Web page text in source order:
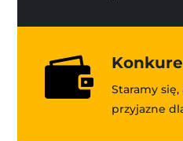

Staramy się,
przyjazne